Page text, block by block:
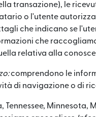
transazione), le
o l'utente
che indicano se
che
relativa alla
comprendono le
di navigazione o di
Tennessee,